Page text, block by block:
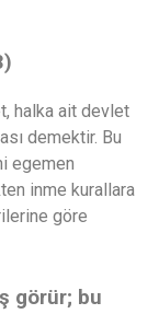
halka ait devlet
demektir. Bu
egemen
inme kurallara
göre
görür; bu